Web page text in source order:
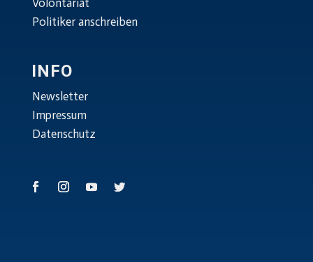
Volontariat
Politiker anschreiben
INFO
Newsletter
Impressum
Datenschutz